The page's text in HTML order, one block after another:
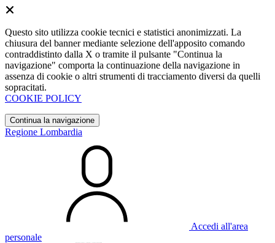
Questo sito utilizza cookie tecnici e statistici anonimizzati. La
chiusura del banner mediante selezione dell'apposito comando
contraddistinto dalla X o tramite il pulsante "Continua la
navigazione" comporta la continuazione della navigazione in
assenza di cookie o altri strumenti di tracciamento diversi da quelli
sopracitati.
COOKIE POLICY
Continua la navigazione
Regione Lombardia
Accedi all'area
personale